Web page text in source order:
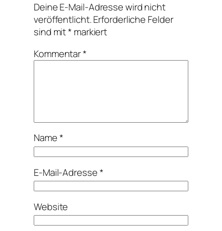
Deine E-Mail-Adresse wird nicht
veröffentlicht.Erforderliche Felder
sind mit* markiert
Kommentar*
Name*
E-Mail-Adresse*
Website